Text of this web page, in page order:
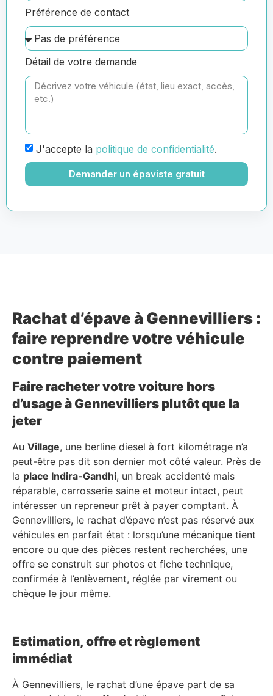
Préférence de contact
Détail de votre demande
J'accepte la politique de confidentialité.
Demander un épaviste gratuit
Rachat d’épave à Gennevilliers :
faire reprendre votre véhicule
contre paiement
Faire racheter votre voiture hors
d’usage à Gennevilliers plutôt que la
jeter
Au Village, une berline diesel à fort kilométrage n’a
peut-être pas dit son dernier mot côté valeur. Près de
la place Indira-Gandhi, un break accidenté mais
réparable, carrosserie saine et moteur intact, peut
intéresser un repreneur prêt à payer comptant. À
Gennevilliers, le rachat d’épave n’est pas réservé aux
véhicules en parfait état : lorsqu’une mécanique tient
encore ou que des pièces restent recherchées, une
offre se construit sur photos et fiche technique,
confirmée à l’enlèvement, réglée par virement ou
chèque le jour même.
Estimation, offre et règlement
immédiat
À Gennevilliers, le rachat d’une épave part de sa